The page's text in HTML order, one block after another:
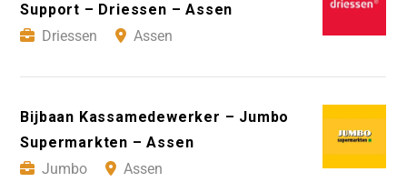
Support – Driessen – Assen
Driessen
Assen
Bijbaan Kassamedewerker – Jumbo
Supermarkten – Assen
Jumbo
Assen